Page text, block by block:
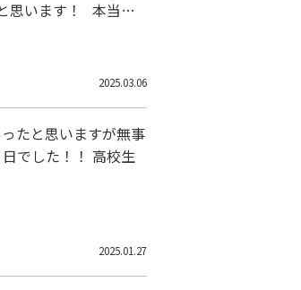
思います！ 本当に
2025.03.06
たと思いますが無事
でした！！ 高校生
2025.01.27